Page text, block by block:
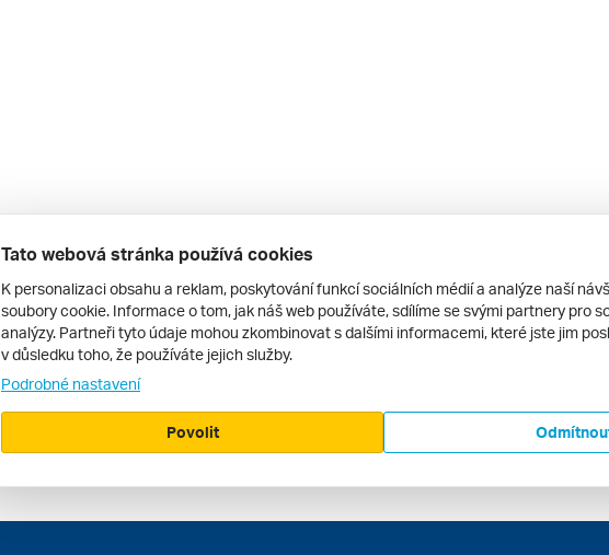
Tato webová stránka používá cookies
K personalizaci obsahu a reklam, poskytování funkcí sociálních médií a analýze naší
soubory cookie. Informace o tom, jak náš web používáte, sdílíme se svými partnery pro
analýzy. Partneři tyto údaje mohou zkombinovat s dalšími informacemi, které jste jim
v důsledku toho, že používáte jejich služby.
Podrobné nastavení
Povolit